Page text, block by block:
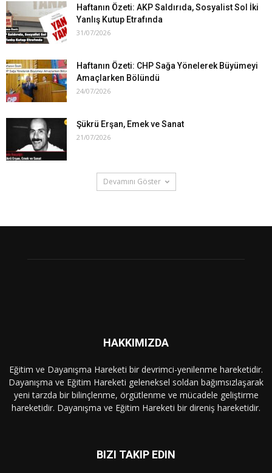
Haftanın Özeti: AKP Saldırıda, Sosyalist Sol İki
Yanlış Kutup Etrafında
31/07/2026
Haftanın Özeti: CHP Sağa Yönelerek Büyümeyi
Amaçlarken Bölündü
24/07/2026
Şükrü Erşan, Emek ve Sanat
21/07/2026
Devamını Göster
HAKKIMIZDA
Eğitim ve Dayanışma Hareketi bir devrimci-yenilenme hareketidir.
Dayanışma ve Eğitim Hareketi geleneksel soldan bağımsızlaşarak
yeni tarzda bir bilinçlenme, örgütlenme ve mücadele geliştirme
hareketidir. Dayanışma ve Eğitim Hareketi bir direniş hareketidir.
BIZI TAKIP EDIN